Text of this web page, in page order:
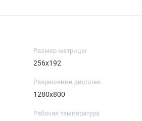
Размер матрицы
256x192
Разрешение дисплея
1280x800
Рабочая температура